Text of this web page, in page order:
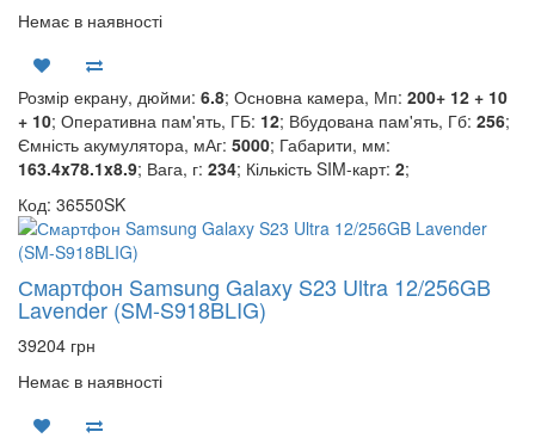
Немає в наявності
Розмір екрану, дюйми: 6.8; Основна камера, Мп: 200+ 12 + 10
+ 10; Оперативна пам'ять, ГБ: 12; Вбудована пам'ять, Гб: 256;
Ємність акумулятора, мАг: 5000; Габарити, мм:
163.4x78.1x8.9; Вага, г: 234; Кількість SIM-карт: 2;
Код: 36550SK
Смартфон Samsung Galaxy S23 Ultra 12/256GB
Lavender (SM-S918BLIG)
39204 грн
Немає в наявності